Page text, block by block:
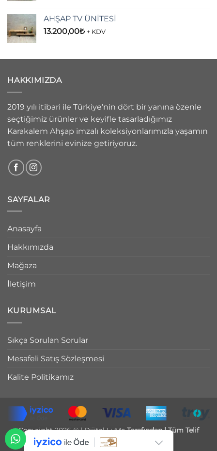
AHŞAP TV ÜNİTESİ
13.200,00₺ + KDV
HAKKIMIZDA
2019 yılı itibari ile Türkiye’nin dört bir yanına özenle
seçtiğimiz ürünler ve keyifle tasarladığımız
Karakalem Ahşap imzalı koleksiyonlarımızla yaşamın
tüm renklerini evinize getiriyoruz.
SAYFALAR
Anasayfa
Hakkımızda
Mağaza
İletişim
KURUMSAL
Sıkça Sorulan Sorular
Mesafeli Satış Sözleşmesi
Kalite Politikamız
Copyright 2026 © |Dijital LuMeTarafından | Tüm Telif
Hakları Saklıdır